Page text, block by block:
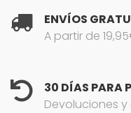
ENVÍOS
A partir de
30 DÍAS PARA
Devoluciones